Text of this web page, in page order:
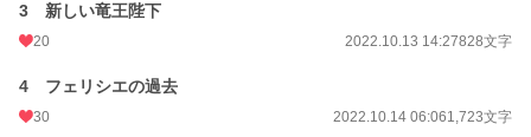
初回公開日時 2022.10.13 14:25
3 新しい竜王陛下
20 2022.10.13 14:27828文字
4 フェリシエの過去
30 2022.10.14 06:061,723文字